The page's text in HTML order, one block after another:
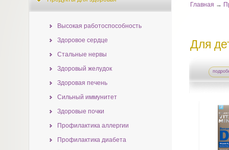
Главная →
Для
Высокая работоспособность
Здоровое сердце
Стальные нервы
Здоровый желудок
Здоровая печень
Сильный иммунитет
Здоровые почки
Профилактика аллергии
Профилактика диабета